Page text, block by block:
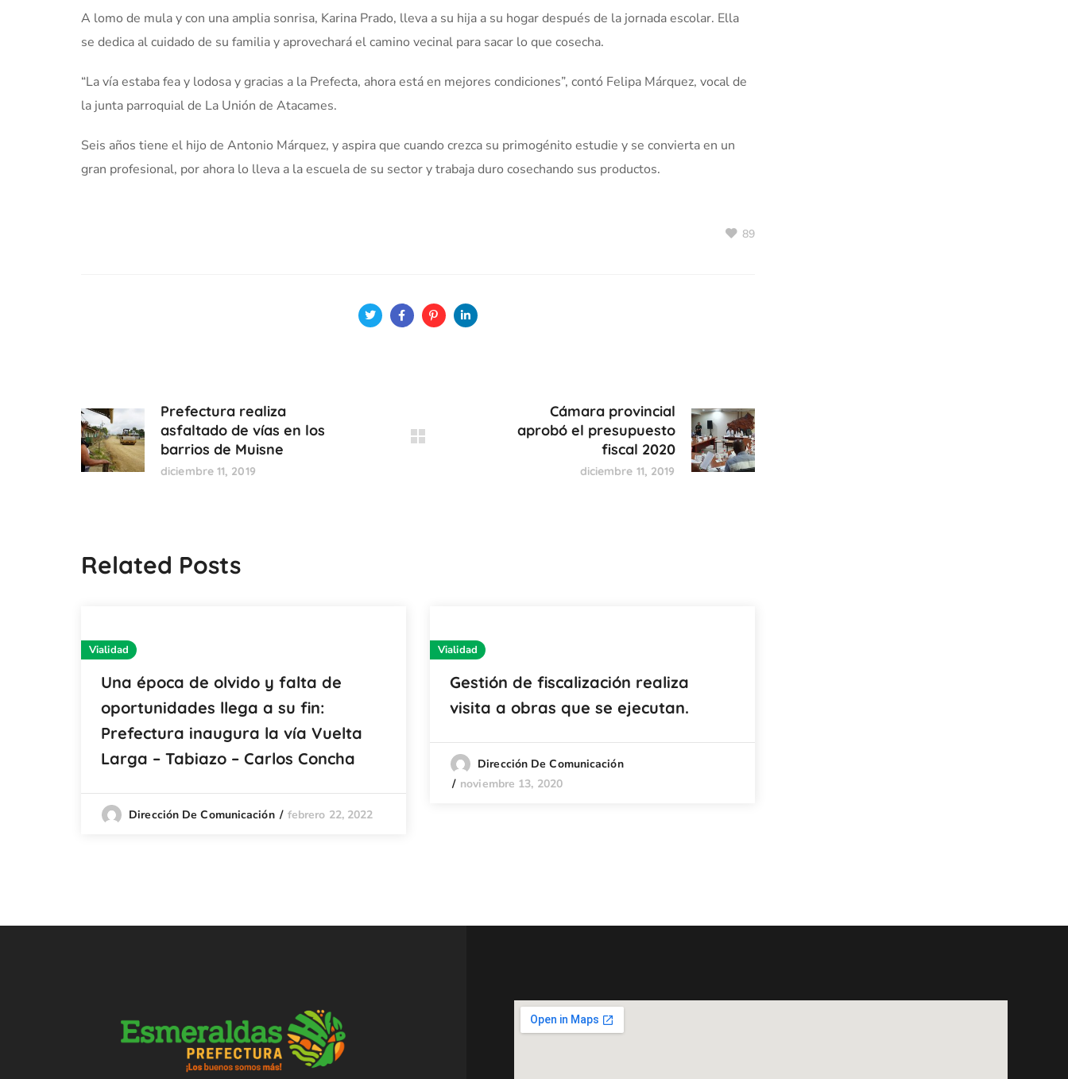
A lomo de mula y con una amplia sonrisa, Karina Prado, lleva a su hija a su hogar después de la jornada escolar. Ella
se dedica al cuidado de su familia y aprovechará el camino vecinal para sacar lo que cosecha.
“La vía estaba fea y lodosa y gracias a la Prefecta, ahora está en mejores condiciones”, contó Felipa Márquez, vocal de
la junta parroquial de La Unión de Atacames.
Seis años tiene el hijo de Antonio Márquez, y aspira que cuando crezca su primogénito estudie y se convierta en un
gran profesional, por ahora lo lleva a la escuela de su sector y trabaja duro cosechando sus productos.
89
Prefectura realiza
asfaltado de vías en los
barrios de Muisne
diciembre 11, 2019
Cámara provincial
aprobó el presupuesto
fiscal 2020
diciembre 11, 2019
Related Posts
Vialidad
Una época de olvido y falta de
oportunidades llega a su fin:
Prefectura inaugura la vía Vuelta
Larga – Tabiazo – Carlos Concha
Dirección De Comunicación febrero 22, 2022
Vialidad
Gestión de fiscalización realiza
visita a obras que se ejecutan.
Dirección De Comunicación
noviembre 13, 2020